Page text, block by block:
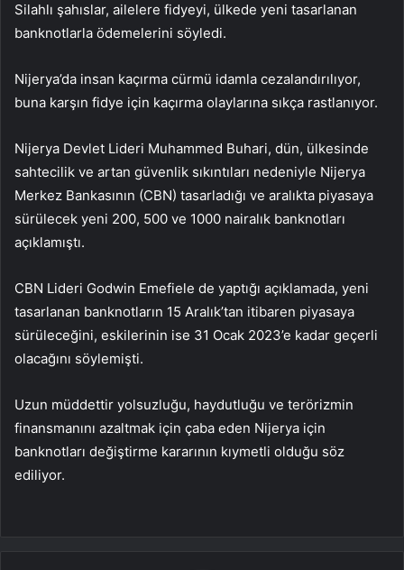
Silahlı şahıslar, ailelere fidyeyi, ülkede yeni tasarlanan
banknotlarla ödemelerini söyledi.
Nijerya’da insan kaçırma cürmü idamla cezalandırılıyor,
buna karşın fidye için kaçırma olaylarına sıkça rastlanıyor.
Nijerya Devlet Lideri Muhammed Buhari, dün, ülkesinde
sahtecilik ve artan güvenlik sıkıntıları nedeniyle Nijerya
Merkez Bankasının (CBN) tasarladığı ve aralıkta piyasaya
sürülecek yeni 200, 500 ve 1000 nairalık banknotları
açıklamıştı.
CBN Lideri Godwin Emefiele de yaptığı açıklamada, yeni
tasarlanan banknotların 15 Aralık’tan itibaren piyasaya
sürüleceğini, eskilerinin ise 31 Ocak 2023’e kadar geçerli
olacağını söylemişti.
Uzun müddettir yolsuzluğu, haydutluğu ve terörizmin
finansmanını azaltmak için çaba eden Nijerya için
banknotları değiştirme kararının kıymetli olduğu söz
ediliyor.